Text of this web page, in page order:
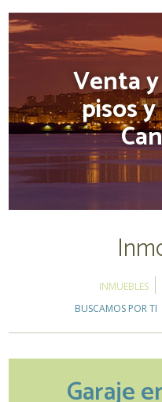
Venta
pisos
INMUEBLES
BUSCAMOS POR TI
Garaje